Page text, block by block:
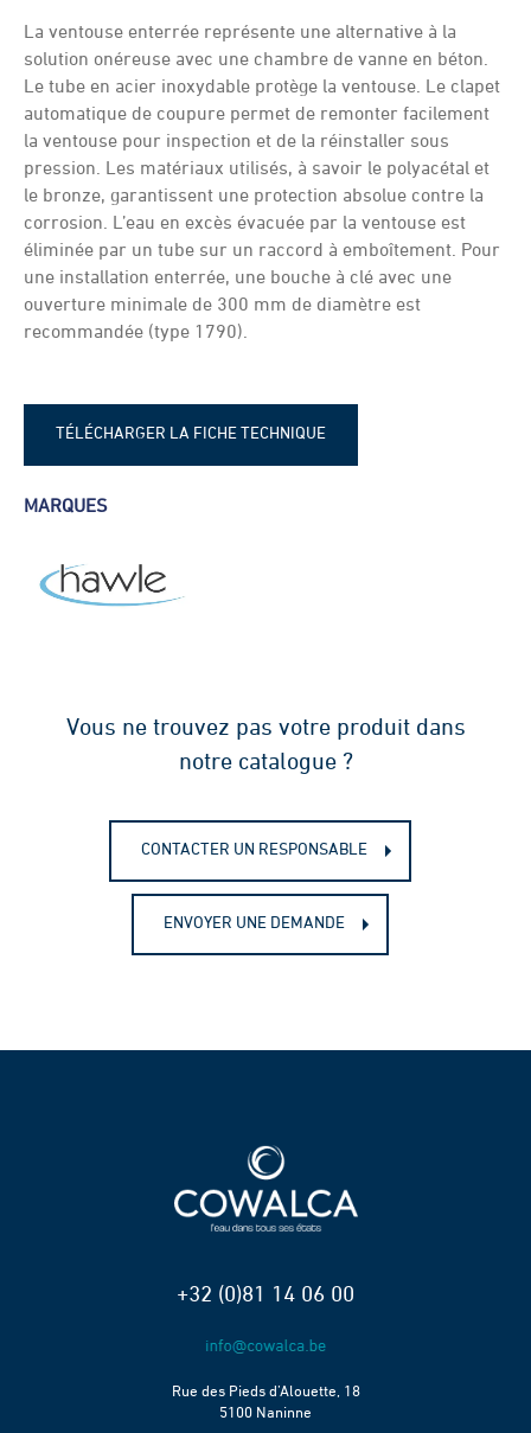
La ventouse enterrée représente une alternative à la
solution onéreuse avec une chambre de vanne en béton.
Le tube en acier inoxydable protège la ventouse. Le clapet
automatique de coupure permet de remonter facilement
la ventouse pour inspection et de la réinstaller sous
pression. Les matériaux utilisés, à savoir le polyacétal et
le bronze, garantissent une protection absolue contre la
corrosion. L’eau en excès évacuée par la ventouse est
éliminée par un tube sur un raccord à emboîtement. Pour
une installation enterrée, une bouche à clé avec une
ouverture minimale de 300 mm de diamètre est
recommandée (type 1790).
TÉLÉCHARGER LA FICHE TECHNIQUE
MARQUES
Vous ne trouvez pas votre produit dans
notre catalogue ?
CONTACTER UN RESPONSABLE
ENVOYER UNE DEMANDE
+32 (0)81 14 06 00
Rue des Pieds d’Alouette, 18
5100 Naninne